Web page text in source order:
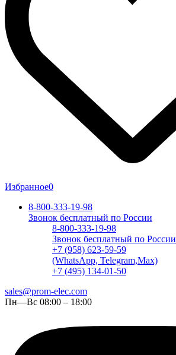
Избранное0
8-800-333-19-98
Звонок бесплатный по России
8-800-333-19-98
Звонок бесплатный по России
+7 (958) 623-59-59
(WhatsApp, Telegram,Max)
+7 (495) 134-01-50
sales@prom-elec.com
Пн—Вс 08:00 – 18:00